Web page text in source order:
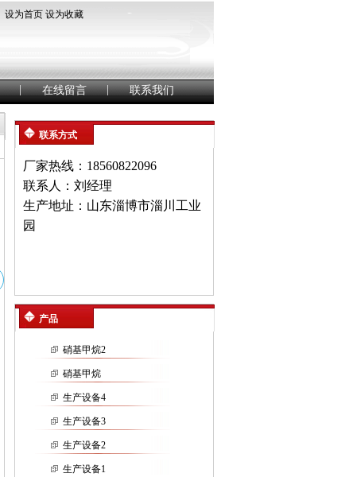
设为首页 设为收藏
| 在线留言 | 联系我们
联系方式
厂家热线：18560822096
联系人：刘经理
生产地址：山东淄博市淄川工业
园
产品
硝基甲烷2
硝基甲烷
生产设备4
生产设备3
生产设备2
生产设备1
声
明
管
信
息